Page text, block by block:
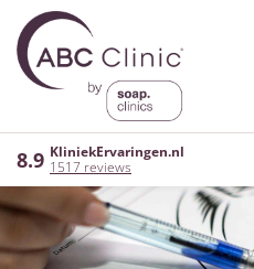
8.9 KliniekErvaringen.nl
1517 reviews